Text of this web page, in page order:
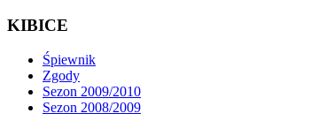
KIBICE
Śpiewnik
Zgody
Sezon 2009/2010
Sezon 2008/2009